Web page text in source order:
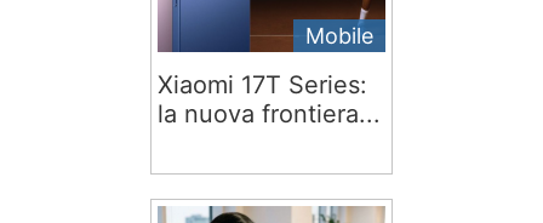
Mobile
Xiaomi 17T Series:
la nuova frontiera...